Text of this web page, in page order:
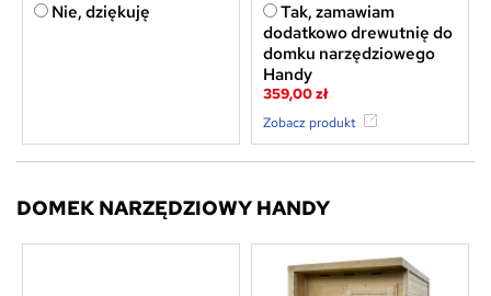
Nie, dziękuję
Tak, zamawiam
dodatkowo drewutnię do
domku narzędziowego
Handy
359,00 zł
Zobacz produkt
DOMEK NARZĘDZIOWY HANDY